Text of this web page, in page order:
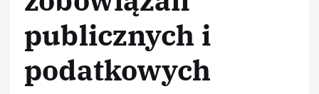
publicznych i
podatkowych